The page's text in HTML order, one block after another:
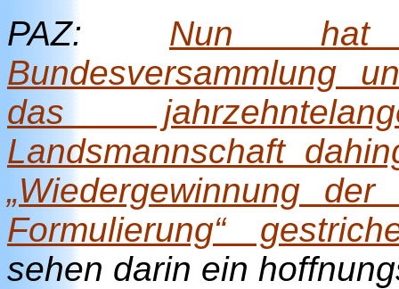
PAZ: Nun hat
Bundesversammlung
das
Landsmannschaft
„Wiedergewinnung
Formulierung“
sehen darin ein